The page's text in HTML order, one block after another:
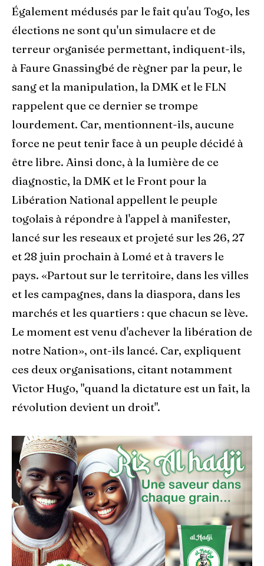
Également médusés par le fait qu'au Togo, les
élections ne sont qu'un simulacre et de
terreur organisée permettant, indiquent-ils,
à Faure Gnassingbé de règner par la peur, le
sang et la manipulation, la DMK et le FLN
rappelent que ce dernier se trompe
lourdement. Car, mentionnent-ils, aucune
force ne peut tenir face à un peuple décidé à
être libre. Ainsi donc, à la lumière de ce
diagnostic, la DMK et le Front pour la
Libération National appellent le peuple
togolais à répondre à l'appel à manifester,
lancé sur les reseaux et projeté sur les 26, 27
et 28 juin prochain à Lomé et à travers le
pays. «Partout sur le territoire, dans les villes
et les campagnes, dans la diaspora, dans les
marchés et les quartiers : que chacun se lève.
Le moment est venu d'achever la libération de
notre Nation», ont-ils lancé. Car, expliquent
ces deux organisations, citant notamment
Victor Hugo, "quand la dictature est un fait, la
révolution devient un droit".